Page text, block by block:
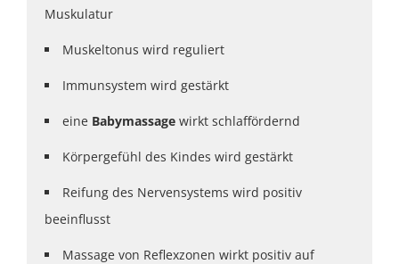
Muskulatur
Muskeltonus wird reguliert
Immunsystem wird gestärkt
eine Babymassage wirkt schlaffördernd
Körpergefühl des Kindes wird gestärkt
Reifung des Nervensystems wird positiv
beeinflusst
Massage von Reflexzonen wirkt positiv auf